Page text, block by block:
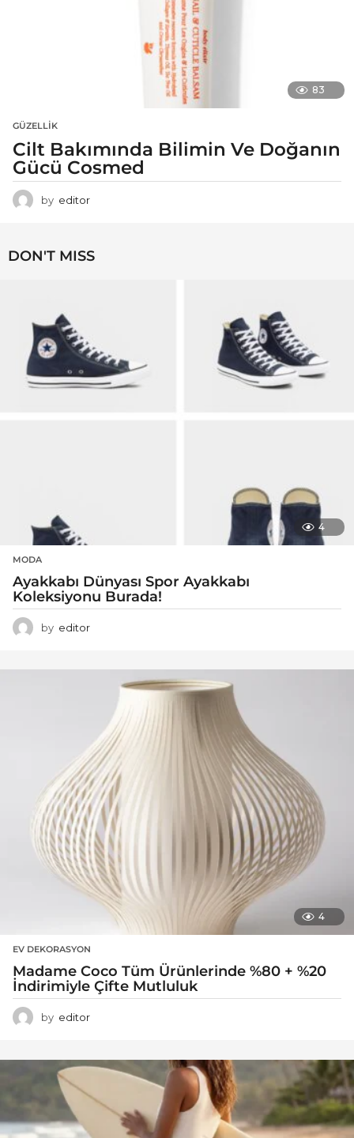
83
GÜZELLIK
Cilt Bakımında Bilimin Ve Doğanın
Gücü Cosmed
by editor
DON'T MISS
4
MODA
Ayakkabı Dünyası Spor Ayakkabı
Koleksiyonu Burada!
by editor
4
EV DEKORASYON
Madame Coco Tüm Ürünlerinde %80 + %20
İndirimiyle Çifte Mutluluk
by editor